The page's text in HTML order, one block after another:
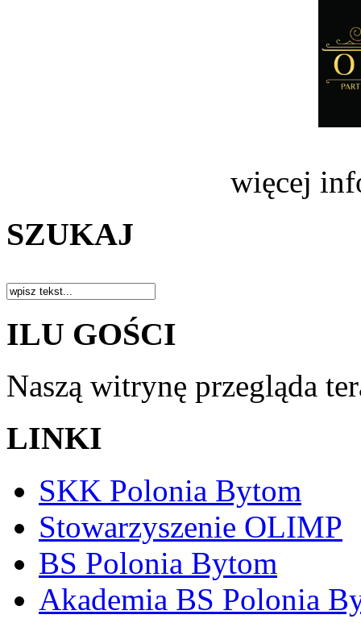
więcej
SZUKAJ
ILU GOŚCI
Naszą witrynę przegląda
LINKI
SKK Polonia Bytom
Stowarzyszenie OLIMP
BS Polonia Bytom
Akademia BS Polonia